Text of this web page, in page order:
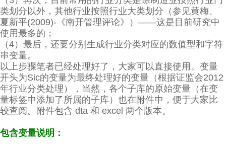
类划分以外，其他行业按照行业大类划分（参见黄梅、
夏新平(2009)-《南开管理评论》）——这是目前研究中
使用最多的；
（4）最后，还要分别生成行业分类对应的数值型和字符
串变量。
以上步骤笔者已经处理好了，大家可以直接使用。变量
开头为Sic的变量为最终处理好的变量（根据证监会2012
年行业分类处理），当然，各个子库的原始变量（在变
量标签中添加了所属的子库）也在附件中，便于大家比
较查阅。附件包含 dta 和 excel 两个版本。
包含变量说明：